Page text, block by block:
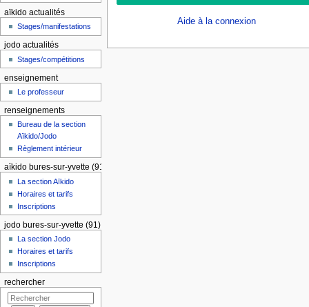
Aide à la connexion
aïkido actualités
Stages/manifestations
jodo actualités
Stages/compétitions
enseignement
Le professeur
renseignements
Bureau de la section
Aïkido/Jodo
Règlement intérieur
aïkido bures-sur-yvette (91)
La section Aïkido
Horaires et tarifs
Inscriptions
jodo bures-sur-yvette (91)
La section Jodo
Horaires et tarifs
Inscriptions
rechercher